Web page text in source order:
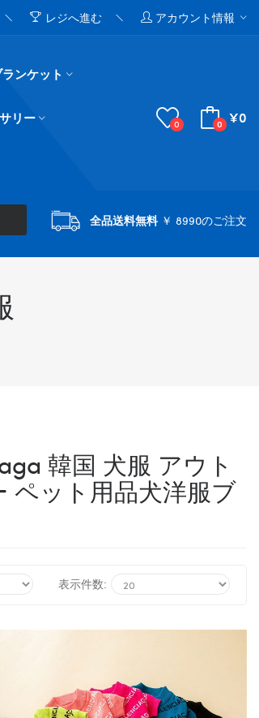
レジへ進む アカウント情報
ンケット
リー 0 0 ¥0
全品送料無料￥ 8990のご注文
韓国 犬服 アウト
ペット用品犬洋服ブ
表示件数: